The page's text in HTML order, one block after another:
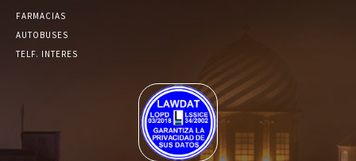
FARMACIAS
AUTOBUSES
TELF. INTERES